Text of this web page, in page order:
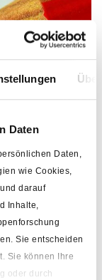
Daten
Daten,
wie Cookies,
darauf
Inhalte,
Sie entscheiden
Sie können Ihre
oder durch
Bad
in
die
für die